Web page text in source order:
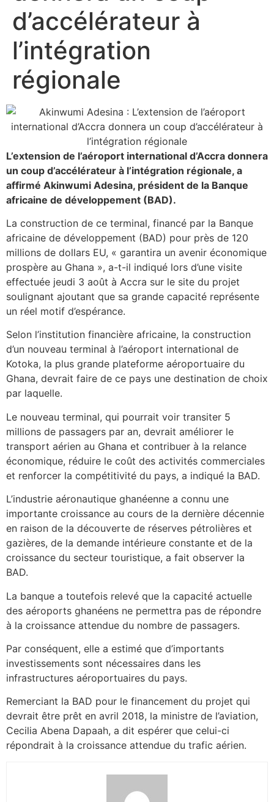
d’accélérateur à
l’intégration
régionale
L’extension de l’aéroport international d’Accra donnera
un coup d’accélérateur à l’intégration régionale, a
affirmé Akinwumi Adesina, président de la Banque
africaine de développement (BAD).
La construction de ce terminal, financé par la Banque
africaine de développement (BAD) pour près de 120
millions de dollars EU, « garantira un avenir économique
prospère au Ghana », a-t-il indiqué lors d’une visite
effectuée jeudi 3 août à Accra sur le site du projet
soulignant ajoutant que sa grande capacité représente
un réel motif d’espérance.
Selon l’institution financière africaine, la construction
d’un nouveau terminal à l’aéroport international de
Kotoka, la plus grande plateforme aéroportuaire du
Ghana, devrait faire de ce pays une destination de choix
par laquelle.
Le nouveau terminal, qui pourrait voir transiter 5
millions de passagers par an, devrait améliorer le
transport aérien au Ghana et contribuer à la relance
économique, réduire le coût des activités commerciales
et renforcer la compétitivité du pays, a indiqué la BAD.
L’industrie aéronautique ghanéenne a connu une
importante croissance au cours de la dernière décennie
en raison de la découverte de réserves pétrolières et
gazières, de la demande intérieure constante et de la
croissance du secteur touristique, a fait observer la
BAD.
La banque a toutefois relevé que la capacité actuelle
des aéroports ghanéens ne permettra pas de répondre
à la croissance attendue du nombre de passagers.
Par conséquent, elle a estimé que d’importants
investissements sont nécessaires dans les
infrastructures aéroportuaires du pays.
Remerciant la BAD pour le financement du projet qui
devrait être prêt en avril 2018, la ministre de l’aviation,
Cecilia Abena Dapaah, a dit espérer que celui-ci
répondrait à la croissance attendue du trafic aérien.